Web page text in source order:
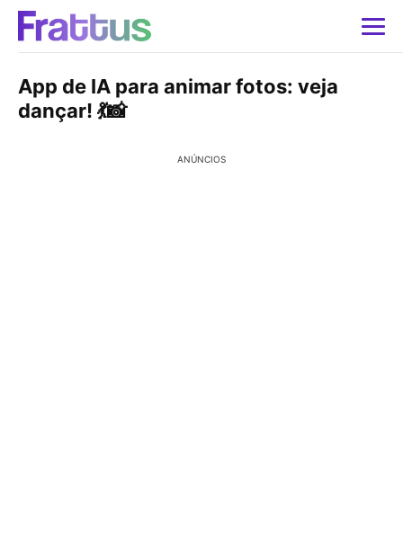
App de IA para animar fotos: veja
dançar! 💃📸
ANÚNCIOS